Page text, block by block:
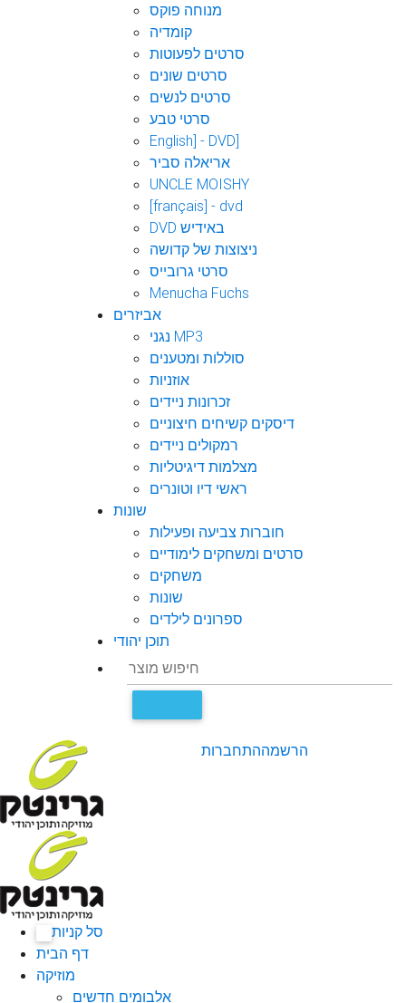
מנוחה פוקס
קומדיה
סרטים לפעוטות
סרטים שונים
סרטים לנשים
סרטי טבע
English] - DVD]
אריאלה סביר
UNCLE MOISHY
[français] - dvd
DVD באידיש
ניצוצות של קדושה
סרטי גרובייס
Menucha Fuchs
אביזרים
נגני MP3
סוללות ומטענים
אוזניות
זכרונות ניידים
דיסקים קשיחים חיצוניים
רמקולים ניידים
מצלמות דיגיטליות
ראשי דיו וטונרים
שונות
חוברות צביעה ופעילות
סרטים ומשחקים לימודיים
משחקים
שונות
ספרונים לילדים
תוכן יהודי
התחברותהרשמה
סל קניות
דף הבית
מוזיקה
אלבומים חדשים